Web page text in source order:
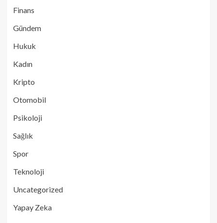
Finans
Gündem
Hukuk
Kadın
Kripto
Otomobil
Psikoloji
Sağlık
Spor
Teknoloji
Uncategorized
Yapay Zeka